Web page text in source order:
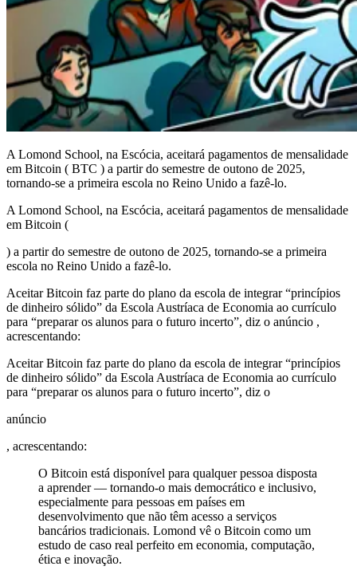
A Lomond School, na Escócia, aceitará pagamentos de mensalidade
em Bitcoin ( BTC ) a partir do semestre de outono de 2025,
tornando-se a primeira escola no Reino Unido a fazê-lo.
A Lomond School, na Escócia, aceitará pagamentos de mensalidade
em Bitcoin (
) a partir do semestre de outono de 2025, tornando-se a primeira
escola no Reino Unido a fazê-lo.
Aceitar Bitcoin faz parte do plano da escola de integrar “princípios
de dinheiro sólido” da Escola Austríaca de Economia ao currículo
para “preparar os alunos para o futuro incerto”, diz o anúncio ,
acrescentando:
Aceitar Bitcoin faz parte do plano da escola de integrar “princípios
de dinheiro sólido” da Escola Austríaca de Economia ao currículo
para “preparar os alunos para o futuro incerto”, diz o
anúncio
, acrescentando:
O Bitcoin está disponível para qualquer pessoa disposta
a aprender — tornando-o mais democrático e inclusivo,
especialmente para pessoas em países em
desenvolvimento que não têm acesso a serviços
bancários tradicionais. Lomond vê o Bitcoin como um
estudo de caso real perfeito em economia, computação,
ética e inovação.